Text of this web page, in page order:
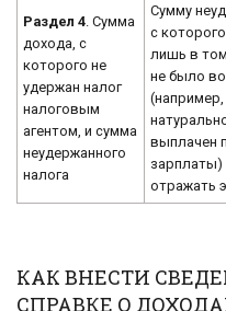
Раздел 4 . Сумма
дохода, с
которого не
удержан налог
налоговым
агентом, и сумма
неудержанного
налога
Сумму
с
лишь в том
не было
выплачен
зарплаты)
отражать
КАК ВНЕСТИ
СПРАВКЕ О